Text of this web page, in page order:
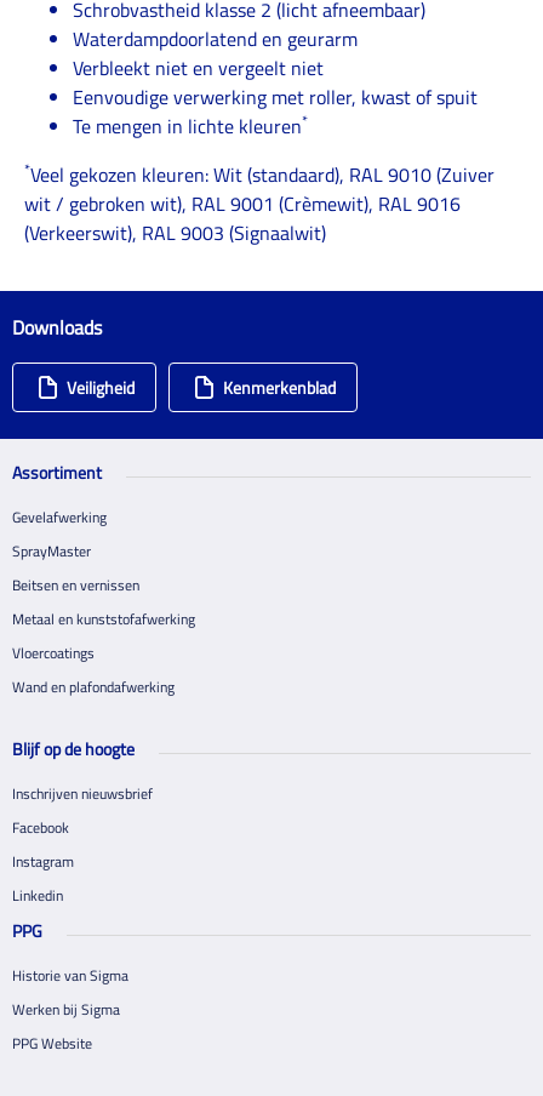
Schrobvastheid klasse 2 (licht afneembaar)
Waterdampdoorlatend en geurarm
Verbleekt niet en vergeelt niet
Eenvoudige verwerking met roller, kwast of spuit
Te mengen in lichte kleuren*
*Veel gekozen kleuren: Wit (standaard), RAL 9010 (Zuiver
wit / gebroken wit), RAL 9001 (Crèmewit), RAL 9016
(Verkeerswit), RAL 9003 (Signaalwit)
Downloads
Veiligheid Kenmerkenblad
Assortiment
Gevelafwerking
SprayMaster
Beitsen en vernissen
Metaal en kunststofafwerking
Vloercoatings
Wand en plafondafwerking
Blijf op de hoogte
Inschrijven nieuwsbrief
Facebook
Instagram
Linkedin
PPG
Historie van Sigma
Werken bij Sigma
PPG Website